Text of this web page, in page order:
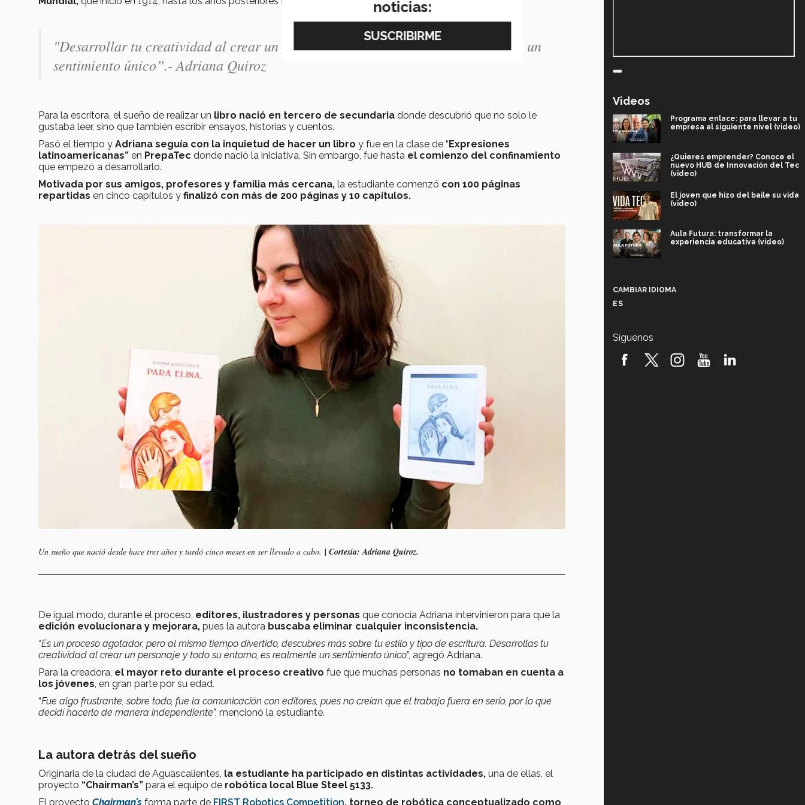
"Desarrollar tu creatividad al crear un personaje y todo su entorno, es realmente un
sentimiento único”.- Adriana Quiroz
Para la escritora, el sueño de realizar un libro nació en tercero de secundaria donde descubrió que no solo le
gustaba leer, sino que también escribir ensayos, historias y cuentos.
Pasó el tiempo y Adriana seguía con la inquietud de hacer un libro y fue en la clase de “ Expresiones
latinoamericanas” en PrepaTec donde nació la iniciativa. Sin embargo, fue hasta el comienzo del confinamiento
que empezó a desarrollarlo.
Motivada por sus amigos, profesores y familia más cercana, la estudiante comenzó con 100 páginas
repartidas en cinco capítulos y finalizó con más de 200 páginas y 10 capítulos.
Un sueño que nació desde hace tres años y tardó cinco meses en ser llevado a cabo. | Cortesía: Adriana Quiroz.
De igual modo, durante el proceso, editores, ilustradores y personas que conocía Adriana intervinieron para que la
edición evolucionara y mejorara, pues la autora buscaba eliminar cualquier inconsistencia.
“Es un proceso agotador, pero al mismo tiempo divertido, descubres más sobre tu estilo y tipo de escritura. Desarrollas tu
creatividad al crear un personaje y todo su entorno, es realmente un sentimiento único”, agregó Adriana.
Para la creadora, el mayor reto durante el proceso creativo fue que muchas personas no tomaban en cuenta a
los jóvenes, en gran parte por su edad.
“Fue algo frustrante, sobre todo, fue la comunicación con editores, pues no creían que el trabajo fuera en serio, por lo que
decidí hacerlo de manera independiente”, mencionó la estudiante.
La autora detrás del sueño
Originaria de la ciudad de Aguascalientes, la estudiante ha participado en distintas actividades, una de ellas, el
proyecto “Chairman’s” para el equipo de robótica local Blue Steel 5133.
El proyecto Chairman’s forma parte de FIRST Robotics Competition, torneo de robótica conceptualizado como
Videos
Programa enlace: para llevar a tu
empresa al siguiente nivel (video)
¿Quieres emprender? Conoce el
nuevo HUB de Innovación del Tec
(video)
El joven que hizo del baile su vida
(video)
Aula Futura: transformar la
experiencia educativa (video)
robótica FIRST 2026! (video)
CAMBIAR IDIOMA
ES
Síguenos
noticias: